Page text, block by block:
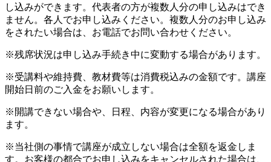
し込みができます。代表者の方が複数人分の申し込みはでき
ません。各人でお申し込みください。複数人分のお申し込み
をされたい場合は、お電話でお問い合わせください。
※残席状況は申し込み手続き中に変動する場合があります。
※受講料や維持費、教材費等は消費税込みの金額です。講座
開始日前のご入金をお願いします。
※開講できない場合や、日程、内容が変更になる場合があり
ます。
※当社側の事情で講座が成立しない場合は全額を返金しま
す。お客様の都合でお申し込みをキャンセルされた場合は、